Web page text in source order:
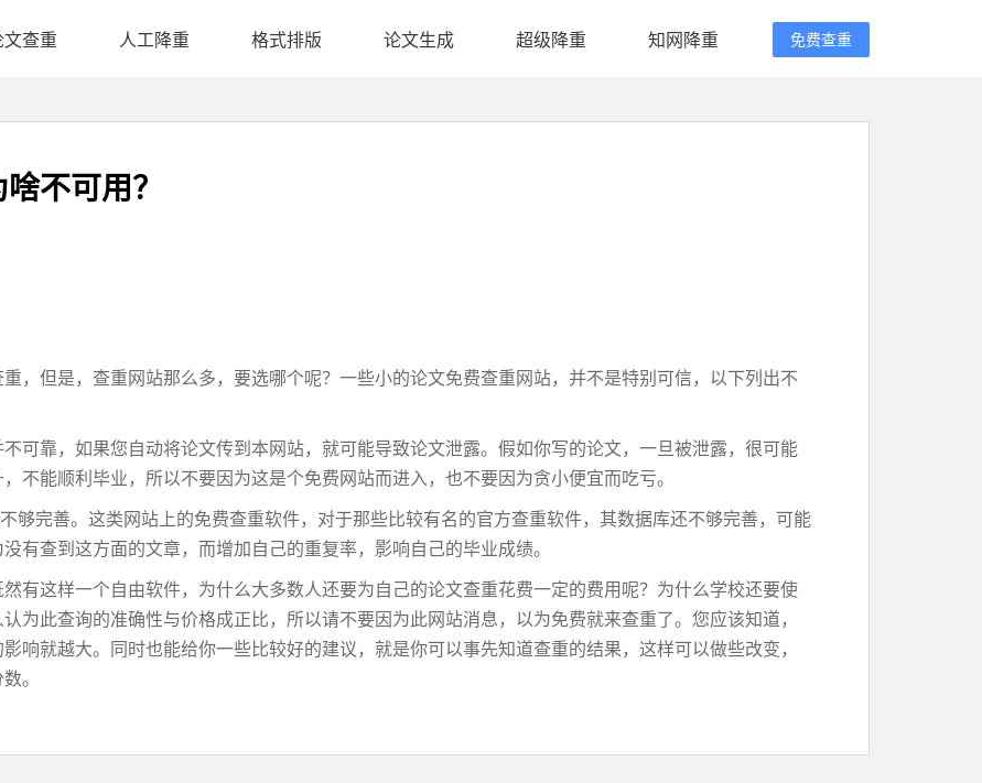
查重 人工降重 格式排版 论文生成 超级降重 知网降重 免费查重
不可用？
，但是，查重网站那么多，要选哪个呢？一些小的论文免费查重网站，并不是特别可信，以下列出不
可靠，如果您自动将论文传到本网站，就可能导致论文泄露。假如你写的论文，一旦被泄露，很可能
不能顺利毕业，所以不要因为这是个免费网站而进入，也不要因为贪小便宜而吃亏。
够完善。这类网站上的免费查重软件，对于那些比较有名的官方查重软件，其数据库还不够完善，可能
有查到这方面的文章，而增加自己的重复率，影响自己的毕业成绩。
有这样一个自由软件，为什么大多数人还要为自己的论文查重花费一定的费用呢？为什么学校还要使
为此查询的准确性与价格成正比，所以请不要因为此网站消息，以为免费就来查重了。您应该知道，
响就越大。同时也能给你一些比较好的建议，就是你可以事先知道查重的结果，这样可以做些改变，
。